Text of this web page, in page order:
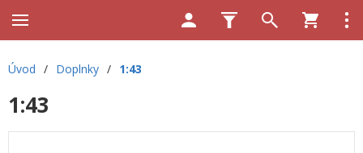
Úvod / Doplnky / 1:43
1:43